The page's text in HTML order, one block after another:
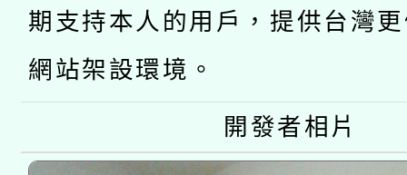
動」
期支持本人的用戶，提供台灣
網站架設環境。
開發者相片